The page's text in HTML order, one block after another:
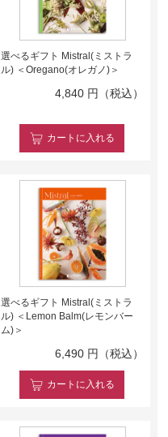
選べるギフト Mistral(ミストラ
ル) ＜Oregano(オレガノ)＞
4,840 円（税込）
カート に入れる
選べるギフト Mistral(ミストラ
ル) ＜Lemon Balm(レモンバー
ム)＞
6,490 円（税込）
カート に入れる